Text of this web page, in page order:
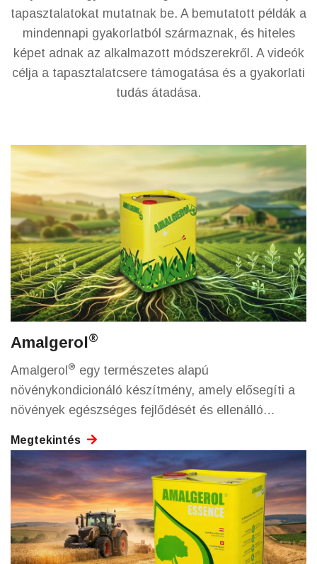
tapasztalatokat mutatnak be. A bemutatott példák a
mindennapi gyakorlatból származnak, és hiteles
képet adnak az alkalmazott módszerekről. A videók
célja a tapasztalatcsere támogatása és a gyakorlati
tudás átadása.
Amalgerol®
Amalgerol ® egy természetes alapú
növénykondicionáló készítmény, amely elősegíti a
növények egészséges fejlődését és ellenálló
gyökérképződést, valamint támogatja a tápanyagok
hatékonyabb felvételét. Rendszeres alkalmazása
hozzájárul a stresszhatások csökkentéséhez és az
egyenletes, erőteljes növekedéshez.
Megtekintés